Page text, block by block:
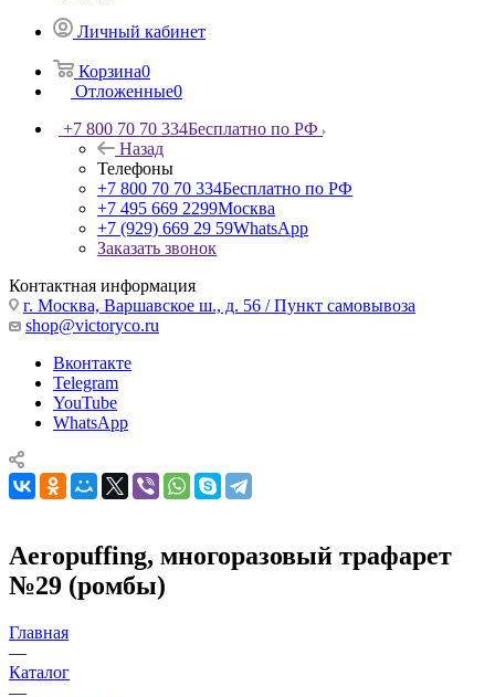
Личный кабинет
Корзина0
Отложенные0
+7 800 70 70 334Бесплатно по РФ
Назад
Телефоны
+7 800 70 70 334Бесплатно по РФ
+7 495 669 2299Москва
+7 (929) 669 29 59WhatsApp
Заказать звонок
Контактная информация
г. Москва, Варшавское ш., д. 56 / Пункт самовывоза
shop@victoryco.ru
Вконтакте
Telegram
YouTube
WhatsApp
Aeropuffing, многоразовый трафарет
№29 (ромбы)
Главная
—
Каталог
—